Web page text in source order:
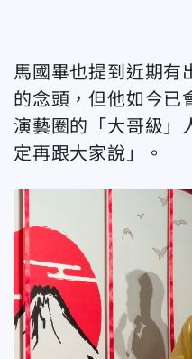
馬國畢也提到近期有
的念頭，但他如今已
演藝圈的「大哥級」
定再跟大家說」。